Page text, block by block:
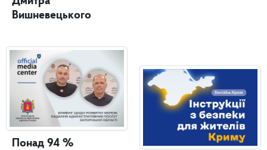
Вишневецького
Понад 94 %